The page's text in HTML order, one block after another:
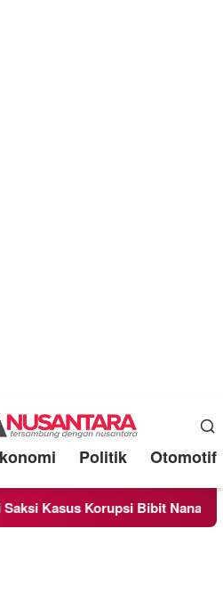
Politik Otomotif
Bibit Nanas Sulsel Rp 52,4